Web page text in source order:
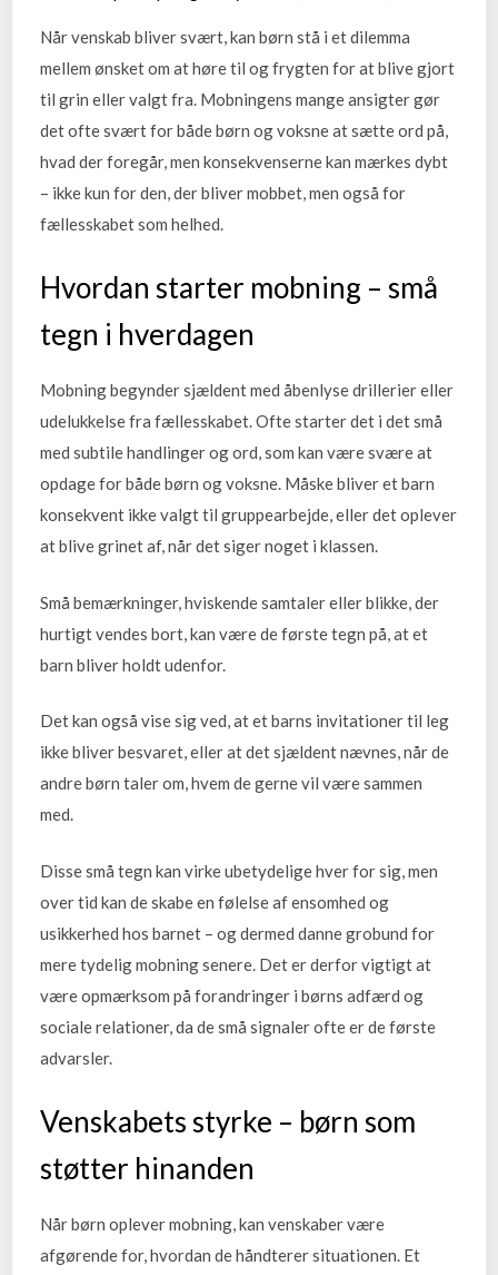
Når venskab bliver svært, kan børn stå i et dilemma
mellem ønsket om at høre til og frygten for at blive gjort
til grin eller valgt fra. Mobningens mange ansigter gør
det ofte svært for både børn og voksne at sætte ord på,
hvad der foregår, men konsekvenserne kan mærkes dybt
– ikke kun for den, der bliver mobbet, men også for
fællesskabet som helhed.
Hvordan starter mobning – små
tegn i hverdagen
Mobning begynder sjældent med åbenlyse drillerier eller
udelukkelse fra fællesskabet. Ofte starter det i det små
med subtile handlinger og ord, som kan være svære at
opdage for både børn og voksne. Måske bliver et barn
konsekvent ikke valgt til gruppearbejde, eller det oplever
at blive grinet af, når det siger noget i klassen.
Små bemærkninger, hviskende samtaler eller blikke, der
hurtigt vendes bort, kan være de første tegn på, at et
barn bliver holdt udenfor.
Det kan også vise sig ved, at et barns invitationer til leg
ikke bliver besvaret, eller at det sjældent nævnes, når de
andre børn taler om, hvem de gerne vil være sammen
med.
Disse små tegn kan virke ubetydelige hver for sig, men
over tid kan de skabe en følelse af ensomhed og
usikkerhed hos barnet – og dermed danne grobund for
mere tydelig mobning senere. Det er derfor vigtigt at
være opmærksom på forandringer i børns adfærd og
sociale relationer, da de små signaler ofte er de første
advarsler.
Venskabets styrke – børn som
støtter hinanden
Når børn oplever mobning, kan venskaber være
afgørende for, hvordan de håndterer situationen. Et